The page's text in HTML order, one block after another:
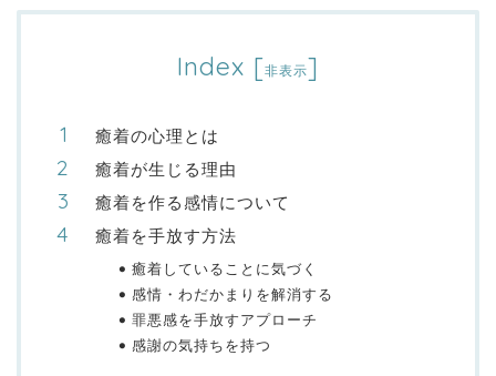
Index [非表示]
癒着の心理とは
癒着が生じる理由
癒着を作る感情について
癒着を手放す方法
癒着していることに気づく
感情・わだかまりを解消する
罪悪感を手放すアプローチ
感謝の気持ちを持つ